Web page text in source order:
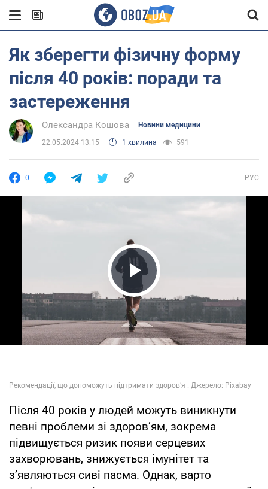
Як зберегти фізичну форму
після 40 років: поради та
застереження
Олександра Кошова Новини медицини
22.05.2024 13:15 1 хвилина 591
0 РУС
Play Video
Після 40 років у людей можуть виникнути
певні проблеми зі здоров’ям, зокрема
підвищується ризик появи серцевих
захворювань, знижується імунітет та
з’являються сиві пасма. Однак, варто